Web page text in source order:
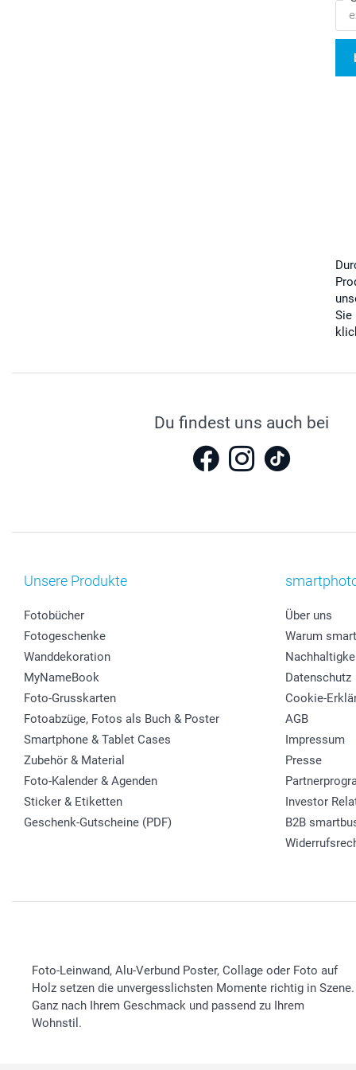
Sie
Du findest uns auch bei
Unsere Produkte
Fotobücher
Fotogeschenke
Wanddekoration
MyNameBook
Foto-Grusskarten
Fotoabzüge, Fotos als Buch & Poster
Smartphone & Tablet Cases
Zubehör & Material
Foto-Kalender & Agenden
Sticker & Etiketten
Geschenk-Gutscheine (PDF)
Über uns
Warum
Datenschutz
Cookie-
AGB
Impressum
Presse
Investor
B2B
Foto-Leinwand, Alu-Verbund Poster, Collage oder Foto auf
Holz setzen die unvergesslichsten Momente richtig in Szene.
Ganz nach Ihrem Geschmack und passend zu Ihrem
Wohnstil.